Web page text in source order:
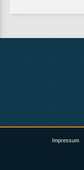
Impressum